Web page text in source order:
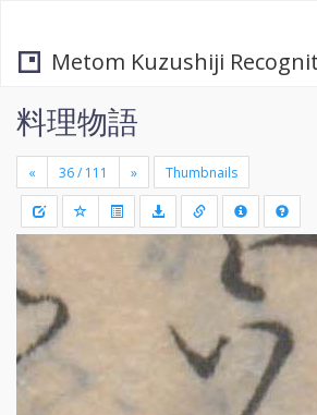
Metom Kuzushiji
料理物語
« » Thumbnails
+
-